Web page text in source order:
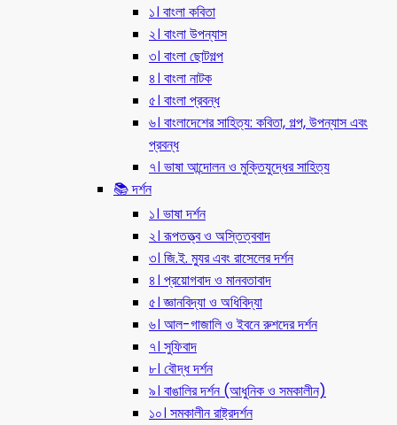
১। বাংলা কবিতা
২। বাংলা উপন্যাস
৩। বাংলা ছোটগল্প
৪। বাংলা নাটক
৫। বাংলা প্রবন্ধ
৬। বাংলাদেশের সাহিত্য: কবিতা, গল্প, উপন্যাস এবং
প্রবন্ধ
৭। ভাষা আন্দোলন ও মুক্তিযুদ্ধের সাহিত্য
📚 দর্শন
১। ভাষা দর্শন
২। রূপতত্ত্ব ও অস্তিত্ববাদ
৩। জি.ই. ম্যুর এবং রাসেলের দর্শন
৪। প্রয়োগবাদ ও মানবতাবাদ
৫। জ্ঞানবিদ্যা ও অধিবিদ্যা
৬। আল-গাজালি ও ইবনে রুশদের দর্শন
৭। সুফিবাদ
৮। বৌদ্ধ দর্শন
৯। বাঙালির দর্শন (আধুনিক ও সমকালীন)
১০। সমকালীন রাষ্ট্রদর্শন